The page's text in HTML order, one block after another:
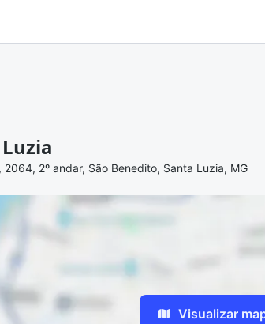
2064, 2º andar, São Benedito, Santa Luzia, MG
Visualizar